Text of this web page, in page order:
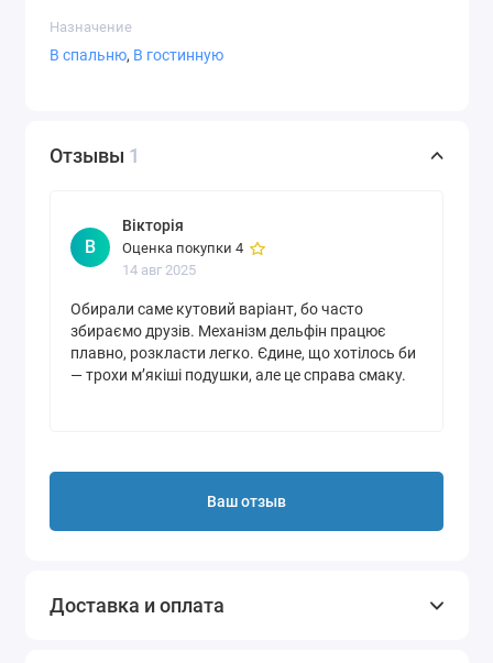
Назначение
В спальню, В гостинную
Отзывы 1
В
Вікторія
Оценка покупки 4
14 авг 2025
Обирали саме кутовий варіант, бо часто
збираємо друзів. Механізм дельфін працює
плавно, розкласти легко. Єдине, що хотілось би
— трохи м’якіші подушки, але це справа смаку.
Ваш отзыв
Доставка и оплата